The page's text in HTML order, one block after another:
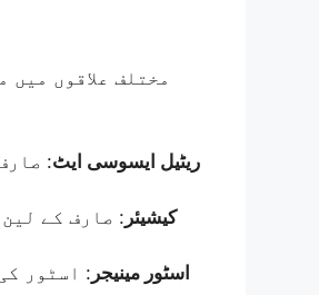
ریٹیل ایسوسی ایٹ:
کیشیئر : صارف کے
اسٹور مینیجر : اسٹور